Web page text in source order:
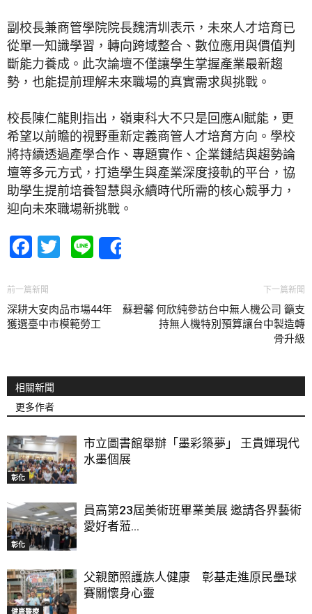
副校長兼商管學院院長魏清圳表示，未來人才培育已
從單一知識學習，轉向跨域整合、數位應用與價值判
斷能力養成。此次論壇不僅讓學生掌握產業最新趨
勢，也能提前理解未來職場的真實需求與挑戰。
校長陳仁龍則指出，嶺東科大不只是回應AI賦能，更
希望以前瞻的視野重新定義商管人才培育方向。學校
將持續透過產學合作、專題實作、企業鏈結與趨勢論
壇等多元方式，打造學生與產業深度接軌的平台，協
助學生提前培養智慧與永續時代所需的核心競爭力，
迎向未來職場新挑戰。
Facebook
Twitter
Line
前一篇新聞
深耕大安肉品市場44年 蘇碧馨
獲選臺中市模範勞工
下一篇新聞
何欣純參訪台中無人機公司 籲支
持無人機特別預算讓台中製造轉
骨升級
相關新聞
更多作者
彰化
市立圖書館舉辦「墨彩築夢」 王貴嬋現代
水墨個展
彰化
員高第23屆美術班畢業美展 邀請各界藝術
愛好者蒞...
健康醫療
父親節照護族人健康 彰基走進原民壘球
賽關懷身心靈